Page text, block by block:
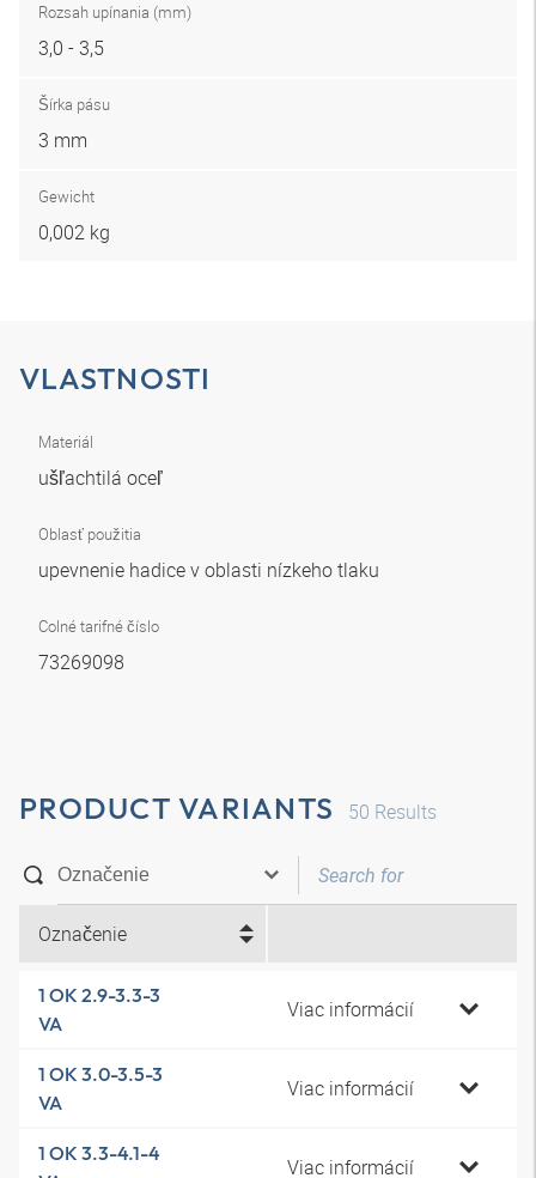
Rozsah upínania (mm)
3,0 - 3,5
Šírka pásu
3 mm
Gewicht
0,002 kg
VLASTNOSTI
Materiál
ušľachtilá oceľ
Oblasť použitia
upevnenie hadice v oblasti nízkeho tlaku
Colné tarifné číslo
73269098
PRODUCT VARIANTS 50 Results
Označenie
1 OK 2.9-3.3-3
VA
Viac informácií
1 OK 3.0-3.5-3
VA
Viac informácií
1 OK 3.3-4.1-4
Viac informácií